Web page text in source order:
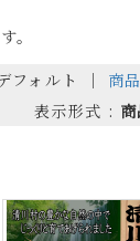
。
フォルト ｜ 商
表示形式 :